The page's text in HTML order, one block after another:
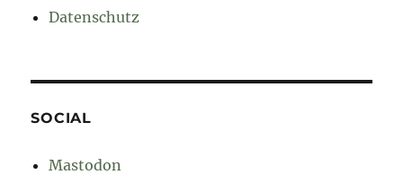
Datenschutz
SOCIAL
Mastodon